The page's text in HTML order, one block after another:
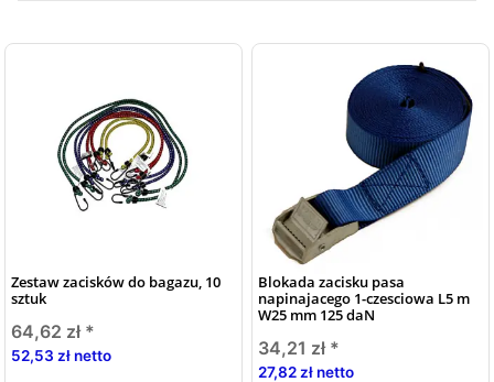
Zestaw zacisków do bagazu, 10
sztuk
64,62 zł *
52,53 zł netto
Blokada zacisku pasa
napinajacego 1-czesciowa L5 m
W25 mm 125 daN
34,21 zł *
27,82 zł netto